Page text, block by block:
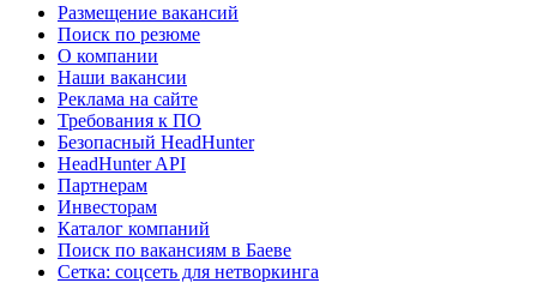
Размещение вакансий
Поиск по резюме
О компании
Наши вакансии
Реклама на сайте
Требования к ПО
Безопасный HeadHunter
HeadHunter API
Партнерам
Инвесторам
Каталог компаний
Поиск по вакансиям в Баеве
Сетка: соцсеть для нетворкинга